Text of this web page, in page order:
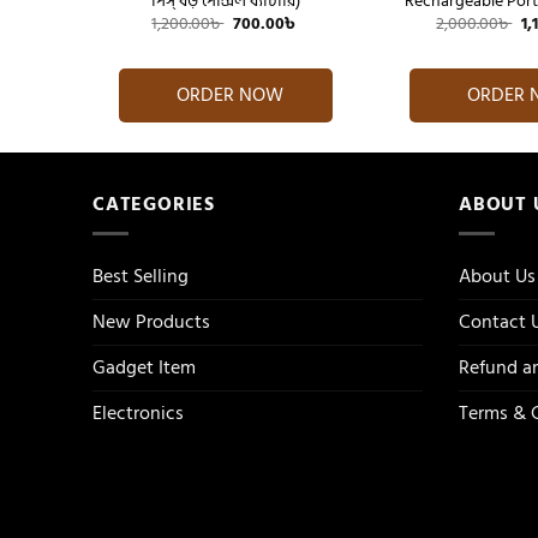
1,200.00৳ Original
1,200.00৳ .
700.00৳
700.00৳ .
ORDER NOW
2,000.00৳
ORDER
CATEGORIES
Best Selling
New Products
Gadget Item
Electronics
ABOUT
About Us
Contact
Refund
Terms &